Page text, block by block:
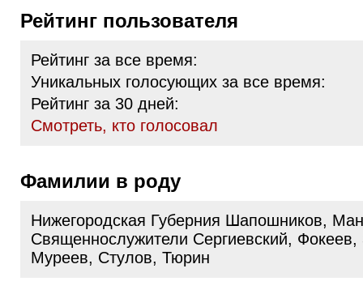
Рейтинг пользователя
Рейтинг за все время:
Уникальных голосующих за все время:
Рейтинг за 30 дней:
Cмотреть, кто голосовал
Фамилии в роду
Нижегородская Губерния Шапошников,
Священнослужители Сергиевский, Фокеев,
Муреев, Стулов, Тюрин